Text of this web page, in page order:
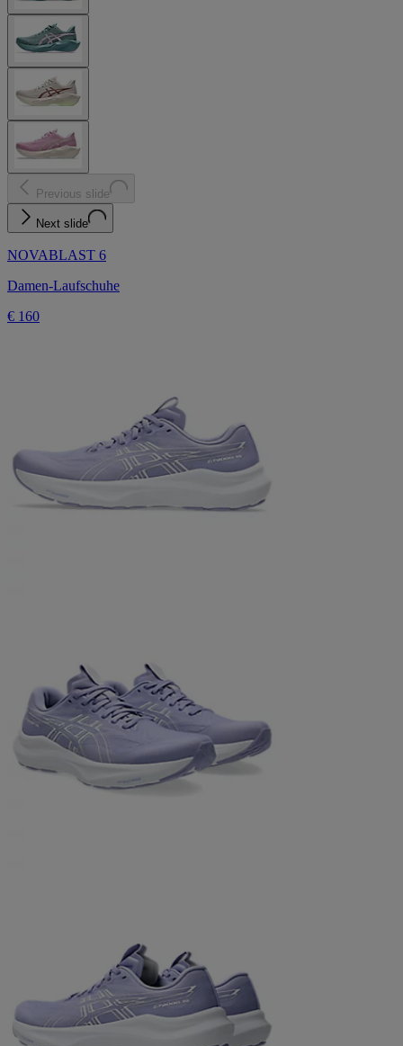
Previous slide
Next slide
NOVABLAST 6
Damen-Laufschuhe
€ 160